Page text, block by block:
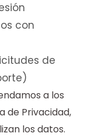
con
de
a los
de Privacidad,
los datos.